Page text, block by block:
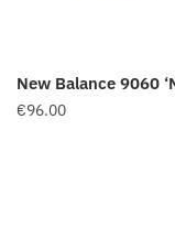
New Balance 9060
€96.00